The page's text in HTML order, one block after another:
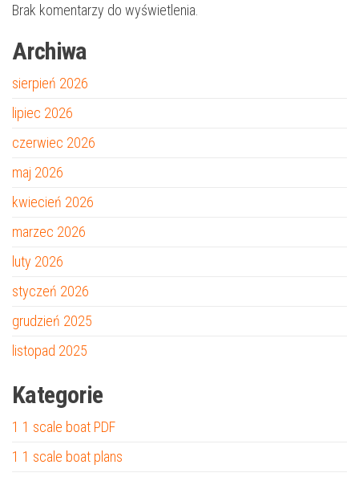
Brak komentarzy do wyświetlenia.
Archiwa
sierpień 2026
lipiec 2026
czerwiec 2026
maj 2026
kwiecień 2026
marzec 2026
luty 2026
styczeń 2026
grudzień 2025
listopad 2025
Kategorie
1 1 scale boat PDF
1 1 scale boat plans